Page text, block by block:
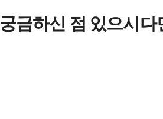
궁금하신 점 있으시